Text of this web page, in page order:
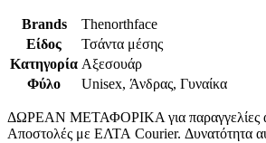
Brands
Thenorthface
Είδος
Τσάντα μέσης
Κατηγορία Αξεσουάρ
Φύλο
Unisex, Άνδρας, Γυναίκα
ΔΩΡΕΑΝ ΜΕΤΑΦΟΡΙΚΑ για παραγγελίες
Αποστολές με ΕΛΤΑ Courier. Δυνατότητα